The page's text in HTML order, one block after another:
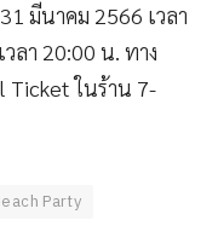
มีนาคม 2566 เวลา
ลา 20:00 น. ทาง
Ticket ในร้าน 7-
Party